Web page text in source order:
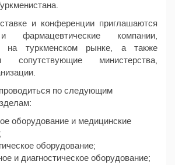
и конференции приглашаются
фармацевтические компании,
на туркменском рынке, а также
министерства,
по следующим
оборудование и медицинские
оборудование;
и диагностическое оборудование;